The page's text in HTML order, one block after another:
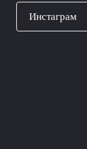
Инстаграм